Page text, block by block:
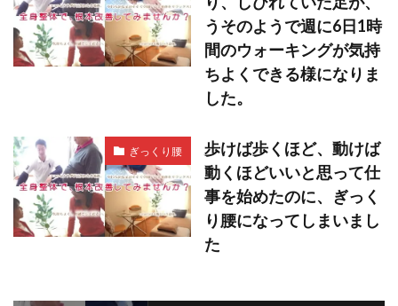
うそのようで週に6日1時
間のウォーキングが気持
ちよくできる様になりま
した。
ぎっくり腰
歩けば歩くほど、動けば
動くほどいいと思って仕
事を始めたのに、ぎっく
り腰になってしまいまし
た